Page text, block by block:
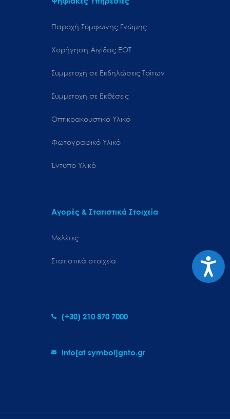
Παροχή Σύμφωνης Γνώμης
Χορήγηση Αιγίδας ΕΟΤ
Συμμετοχή σε Εκδηλώσεις Τρίτων
Συμμετοχή σε Εκθέσεις
Οπτικοακουστικό Υλικό
Φωτογραφικό Υλικό
Έντυπο Υλικό
Αγορές & Στατιστικά Στοιχεία
Μελέτες
Στατιστικά στοιχεία
(+30) 210 870 7000
info[at symbol]gnto.gr